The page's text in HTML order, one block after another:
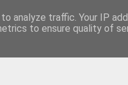
analyze traffic. Your IP
to ensure quality of